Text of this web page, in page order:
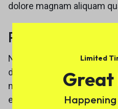
dolore magnam aliquam
Personal
Neque porro quisquam
dolor sit amet,
non numquam eius modi
et dolore magnam aliquam
Limited
Great